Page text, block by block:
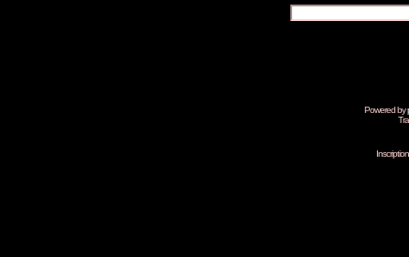
Powered by